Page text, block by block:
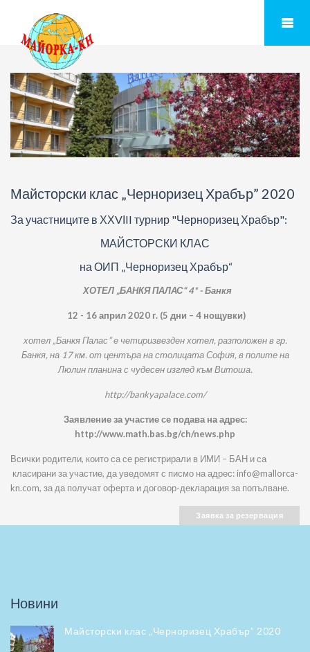
Майсторски клас „Черноризец Храбър” 2020
За участниците в ХХVІII турнир "Черноризец Храбър":
МАЙСТОРСКИ КЛАС
на ОИП „Черноризец Храбър“
ХОТЕЛ „БАНКЯ ПАЛАС“ 4* - Банкя
12 - 16 април 2020 г. (5 дни – 4 нощувки)
хотел „Банкя Палас” е четиризвезден хотел, разположен в гр.
Банкя, на 17 км. от центъра на столицата София, в полите на
Люлин планина с чудесен изглед към Витоша.
http://bankyapalace.com/
Заявление за участие се подава на адрес:
http://www.math.bas.bg/ch/news.php
Всички родители, които са се регистрирали в ИМИ – БАН и са
класирани за участие, да уведомят с писмо на адрес: info@mallorca-
kn.com, за да получат оферта и договор-декларация за попълване.
Заявка за резервация
Новини
Майсторски клас „Черноризец Храбър” 2020